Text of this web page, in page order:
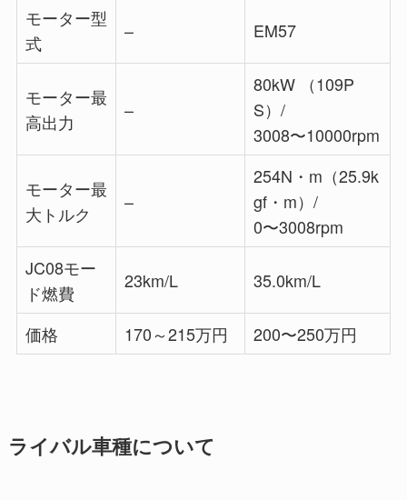
モーター型
式
– EM57
モーター最
高出力
–
80kW （109P
S）/
3008〜10000rpm
モーター最
大トルク
–
254N・m（25.9k
gf・m）/
0〜3008rpm
JC08モー
ド燃費
23km/L 35.0km/L
価格 170～215万円 200〜250万円
ライバル車種について